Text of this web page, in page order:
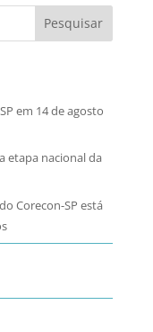
Pesquisar
em 14 de agosto
etapa nacional da
Corecon-SP está